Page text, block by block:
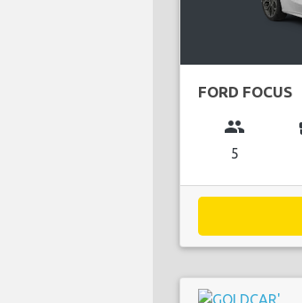
FORD FOCUS
group
5